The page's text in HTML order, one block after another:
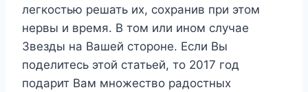
легкостью решать их, сохранив при этом
нервы и время. В том или ином случае
Звезды на Вашей стороне. Если Вы
поделитесь этой статьей, то 2017 год
подарит Вам множество радостных